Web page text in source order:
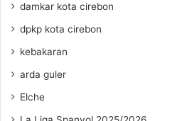
damkar kota cirebon
dpkp kota cirebon
kebakaran
arda guler
Elche